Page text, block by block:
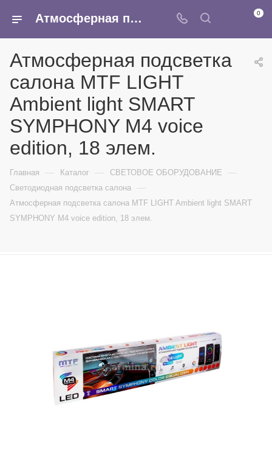
Атмосферная подсветка салона MTF LIGHT Ambient light SMART SYMPHONY M4 voice edition, 18 элем. - купить в интернет-магазине Армина 0
Атмосферная подсветка
салона MTF LIGHT
Ambient light SMART
SYMPHONY M4 voice
edition, 18 элем.
Главная — Каталог — СВЕТОВОЕ ОБОРУДОВАНИЕ —
Светодиодная подсветка салона —
Атмосферная подсветка салона MTF LIGHT Ambient light SMART
SYMPHONY M4 voice edition, 18 элем.